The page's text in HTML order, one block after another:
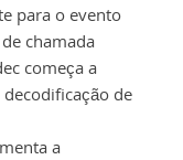
para o evento
chamada
começa a
de
a